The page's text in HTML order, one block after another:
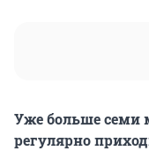
Уже больше семи
регулярно